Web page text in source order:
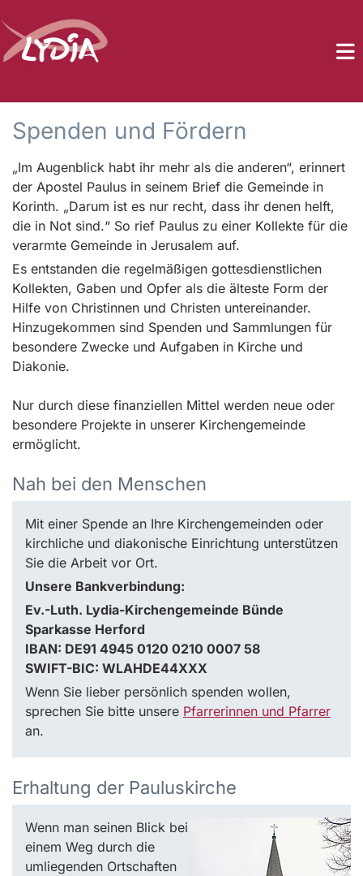
Spenden und Fördern
„Im Augenblick habt ihr mehr als die anderen“, erinnert
der Apostel Paulus in seinem Brief die Gemeinde in
Korinth. „Darum ist es nur recht, dass ihr denen helft,
die in Not sind.“ So rief Paulus zu einer Kollekte für die
verarmte Gemeinde in Jerusalem auf.
Es entstanden die regelmäßigen gottesdienstlichen
Kollekten, Gaben und Opfer als die älteste Form der
Hilfe von Christinnen und Christen untereinander.
Hinzugekommen sind Spenden und Sammlungen für
besondere Zwecke und Aufgaben in Kirche und
Diakonie.
Nur durch diese finanziellen Mittel werden neue oder
besondere Projekte in unserer Kirchengemeinde
ermöglicht.
Nah bei den Menschen
Mit einer Spende an Ihre Kirchengemeinden oder
kirchliche und diakonische Einrichtung unterstützen
Sie die Arbeit vor Ort.
Unsere Bankverbindung:
Ev.-Luth. Lydia-Kirchengemeinde Bünde
Sparkasse Herford
IBAN: DE91 4945 0120 0210 0007 58
SWIFT-BIC: WLAHDE44XXX
Wenn Sie lieber persönlich spenden wollen,
sprechen Sie bitte unsere Pfarrerinnen und Pfarrer
an.
Erhaltung der Pauluskirche
Wenn man seinen Blick bei
einem Weg durch die
umliegenden Ortschaften